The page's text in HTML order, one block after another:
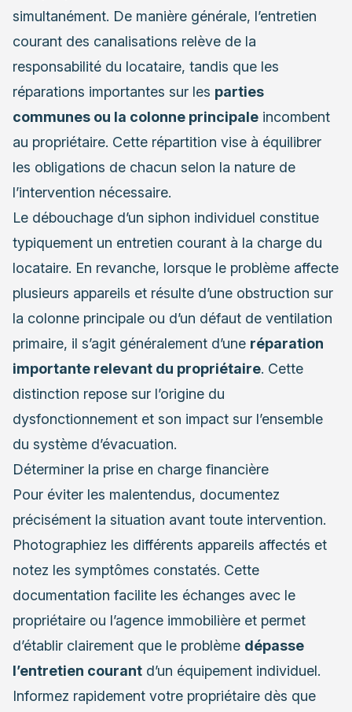
simultanément. De manière générale, l’entretien
courant des canalisations relève de la
responsabilité du locataire, tandis que les
réparations importantes sur les parties
communes ou la colonne principale incombent
au propriétaire. Cette répartition vise à équilibrer
les obligations de chacun selon la nature de
l’intervention nécessaire.
Le débouchage d’un siphon individuel constitue
typiquement un entretien courant à la charge du
locataire. En revanche, lorsque le problème affecte
plusieurs appareils et résulte d’une obstruction sur
la colonne principale ou d’un défaut de ventilation
primaire, il s’agit généralement d’une réparation
importante relevant du propriétaire. Cette
distinction repose sur l’origine du
dysfonctionnement et son impact sur l’ensemble
du système d’évacuation.
Déterminer la prise en charge financière
Pour éviter les malentendus, documentez
précisément la situation avant toute intervention.
Photographiez les différents appareils affectés et
notez les symptômes constatés. Cette
documentation facilite les échanges avec le
propriétaire ou l’agence immobilière et permet
d’établir clairement que le problème dépasse
l’entretien courant d’un équipement individuel.
Informez rapidement votre propriétaire dès que